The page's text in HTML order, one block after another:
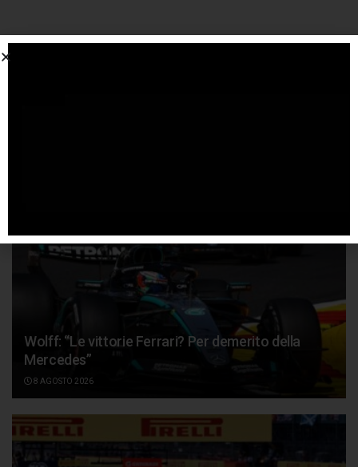
Wolff: “Le vittorie Ferrari? Per demerito della
Mercedes”
8 AGOSTO 2026